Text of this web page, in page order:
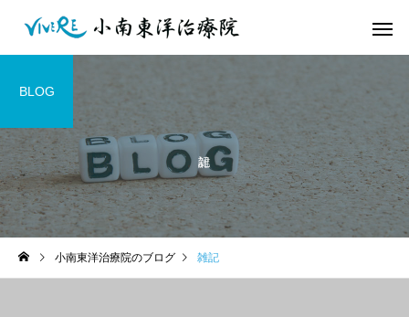
BLOG
小南東洋治療院のブログ 雑記